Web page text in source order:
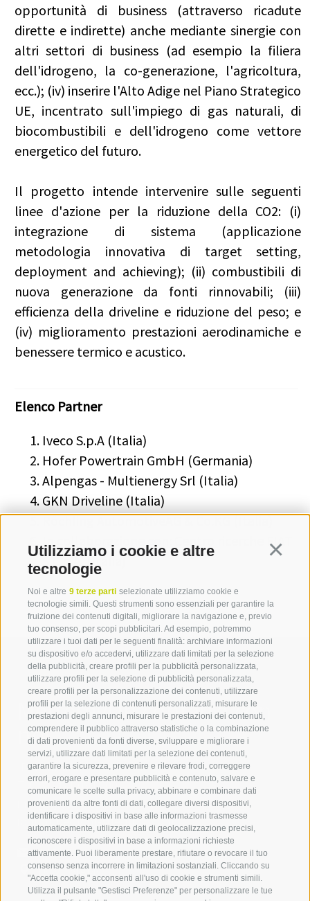
Utilizziamo i cookie e altre
tecnologie
Noi e altre 9 terze parti selezionate utilizziamo cookie e
tecnologie simili. Questi strumenti sono essenziali per garantire la
fruizione dei contenuti digitali, migliorare la navigazione e, previo
tuo consenso, per scopi pubblicitari. Ad esempio, potremmo
utilizzare i tuoi dati per le seguenti finalità: archiviare informazioni
su dispositivo e/o accedervi, utilizzare dati limitati per la selezione
della pubblicità, creare profili per la pubblicità personalizzata,
utilizzare profili per la selezione di pubblicità personalizzata,
creare profili per la personalizzazione dei contenuti, utilizzare
profili per la selezione di contenuti personalizzati, misurare le
prestazioni degli annunci, misurare le prestazioni dei contenuti,
comprendere il pubblico attraverso statistiche o la combinazione
di dati provenienti da fonti diverse, sviluppare e migliorare i
servizi, utilizzare dati limitati per la selezione dei contenuti,
garantire la sicurezza, prevenire e rilevare frodi, correggere
errori, erogare e presentare pubblicità e contenuto, salvare e
comunicare le scelte sulla privacy, abbinare e combinare dati
provenienti da altre fonti di dati, collegare diversi dispositivi,
identificare i dispositivi in base alle informazioni trasmesse
automaticamente, utilizzare dati di geolocalizzazione precisi,
riconoscere i dispositivi in base a informazioni richieste
attivamente. Puoi liberamente prestare, rifiutare o revocare il tuo
consenso senza incorrere in limitazioni sostanziali. Cliccando su
"Accetta cookie," acconsenti all'uso di cookie e strumenti simili.
Utilizza il pulsante "Gestisci Preferenze" per personalizzare le tue
opportunità di business (attraverso ricadute
dirette e indirette) anche mediante sinergie con
altri settori di business (ad esempio la filiera
dell'idrogeno, la co-generazione, l'agricoltura,
ecc.); (iv) inserire l'Alto Adige nel Piano Strategico
UE, incentrato sull'impiego di gas naturali, di
biocombustibili e dell'idrogeno come vettore
energetico del futuro.
Il progetto intende intervenire sulle seguenti
linee d'azione per la riduzione della CO2: (i)
integrazione di sistema (applicazione
metodologia innovativa di target setting,
deployment and achieving); (ii) combustibili di
nuova generazione da fonti rinnovabili; (iii)
efficienza della driveline e riduzione del peso; e
(iv) miglioramento prestazioni aerodinamiche e
benessere termico e acustico.
Elenco Partner
Iveco S.p.A (Italia)
Hofer Powertrain GmbH (Germania)
Alpengas - Multienergy Srl (Italia)
GKN Driveline (Italia)
Röchling AutomotiveAG & Co.KG (Italia)
In collaborazione con: Centro ricerche FIAT
S.C.p.A. (Italia)
Mettetevi in contatto con
noi
IDM Südtirol - Alto Adige
+39 0471 094 000
info[at]idm-suedtirol.com
idm[at]pec.idm-suedtirol.com
SCRIVICI
DOVE SIAMO